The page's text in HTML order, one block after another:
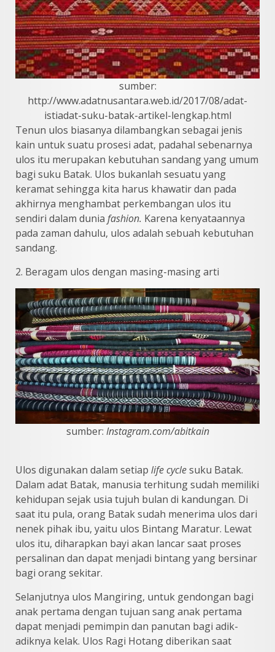
sumber:
http://www.adatnusantara.web.id/2017/08/adat-
istiadat-suku-batak-artikel-lengkap.html
Tenun ulos biasanya dilambangkan sebagai jenis
kain untuk suatu prosesi adat, padahal sebenarnya
ulos itu merupakan kebutuhan sandang yang umum
bagi suku Batak. Ulos bukanlah sesuatu yang
keramat sehingga kita harus khawatir dan pada
akhirnya menghambat perkembangan ulos itu
sendiri dalam dunia fashion. Karena kenyataannya
pada zaman dahulu, ulos adalah sebuah kebutuhan
sandang.
2. Beragam ulos dengan masing-masing arti
sumber: Instagram.com/abitkain
Ulos digunakan dalam setiap life cyclesuku Batak.
Dalam adat Batak, manusia terhitung sudah memiliki
kehidupan sejak usia tujuh bulan di kandungan. Di
saat itu pula, orang Batak sudah menerima ulos dari
nenek pihak ibu, yaitu ulos Bintang Maratur. Lewat
ulos itu, diharapkan bayi akan lancar saat proses
persalinan dan dapat menjadi bintang yang bersinar
bagi orang sekitar.
Selanjutnya ulos Mangiring, untuk gendongan bagi
anak pertama dengan tujuan sang anak pertama
dapat menjadi pemimpin dan panutan bagi adik-
adiknya kelak. Ulos Ragi Hotang diberikan saat